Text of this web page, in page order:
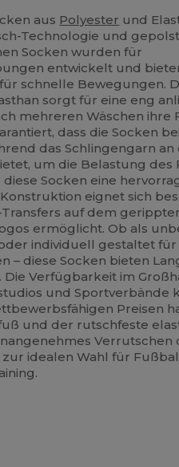
aus Polyester und
Technologie und
Socken wurden für
entwickelt und
schnelle Bewegungen.
sorgt für eine eng
mehreren Wäschen ihre
dass die Socken
das Schlingengarn an
um die Belastung des
Socken eine
eignet sich
auf dem
ermöglicht. Ob als
individuell gestaltet für
– diese Socken bieten
Die Verfügbarkeit im
und Sportverbände
Preisen
und der rutschfeste
zur idealen Wahl für